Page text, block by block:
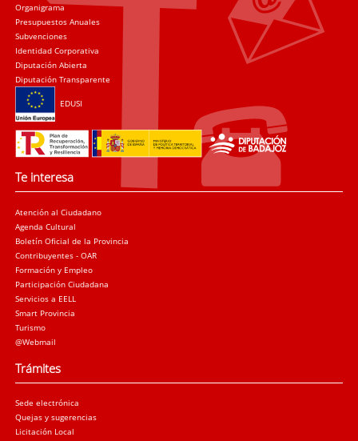
Organigrama
Presupuestos Anuales
Subvenciones
Identidad Corporativa
Diputación Abierta
Diputación Transparente
EDUSI
Te interesa
Atención al Ciudadano
Agenda Cultural
Boletín Oficial de la Provincia
Contribuyentes - OAR
Formación y Empleo
Participación Ciudadana
Servicios a EELL
Smart Provincia
Turismo
@Webmail
Trámites
Sede electrónica
Quejas y sugerencias
Licitación Local